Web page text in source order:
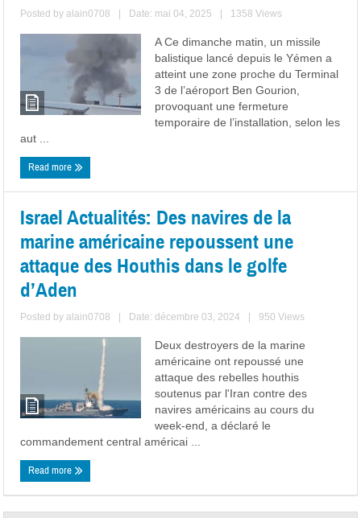
Posted byalain0708 Date: mai 04, 2025 1358 Views
A Ce dimanche matin, un missile
balistique lancé depuis le Yémen a
atteint une zone proche du Terminal
3 de l’aéroport Ben Gourion,
provoquant une fermeture
temporaire de l’installation, selon les
aut ...
Read more
Israel Actualités: Des navires de la
marine américaine repoussent une
attaque des Houthis dans le golfe
d’Aden
Posted byalain0708 Date: décembre 03, 2024 950 Views
Deux destroyers de la marine
américaine ont repoussé une
attaque des rebelles houthis
soutenus par l'Iran contre des
navires américains au cours du
week-end, a déclaré le
commandement central américai ...
Read more